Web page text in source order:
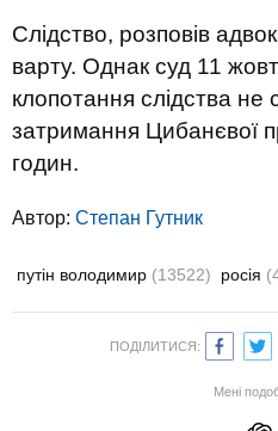
Слідство, розповів
варту. Однак суд 11
клопотання слідства не
затримання Цибанєвої
годин.
Автор: Степан Гутник
путін володимир (13522) росія
ПОДІЛИТИСЯ:
Мені